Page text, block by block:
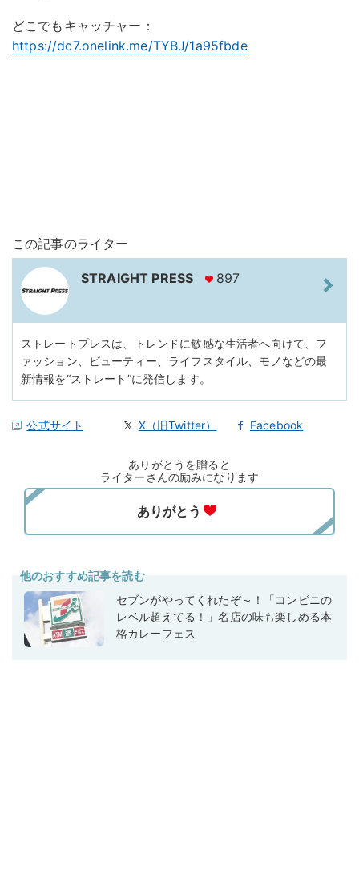
どこでもキャッチャー：
https://dc7.onelink.me/TYBJ/1a95fbde
この記事のライター
STRAIGHT PRESS 897
ストレートプレスは、トレンドに敏感な生活者へ向けて、フ
ァッション、ビューティー、ライフスタイル、モノなどの最
新情報を“ストレート”に発信します。
公式サイト X（旧Twitter） Facebook
ありがとうを贈ると
ライターさんの励みになります
他のおすすめ記事を読む
セブンがやってくれたぞ～！「コンビニの
レベル超えてる！」名店の味も楽しめる本
格カレーフェス